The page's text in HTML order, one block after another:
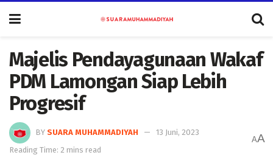
Majelis Pendayagunaan Wakaf
PDM Lamongan Siap Lebih
Progresif
BY SUARA MUHAMMADIYAH
13 Juni, 2023
Reading Time: 2 mins read
AA